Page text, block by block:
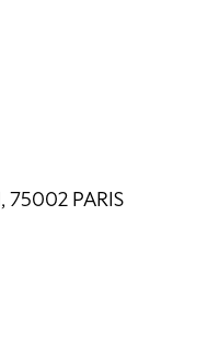
75002 PARIS